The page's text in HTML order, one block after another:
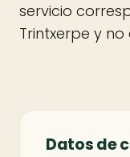
servicio
Trintxerpe y
Datos de